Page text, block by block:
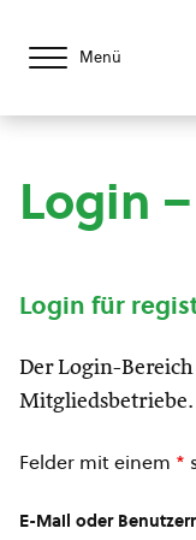
Menü
Login
Login für
Der Login-
Mitgliedsbetriebe.
Felder mit einem *
E-Mail oder